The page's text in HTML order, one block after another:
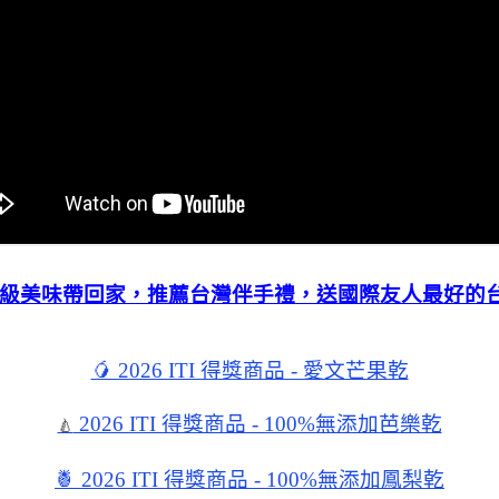
美味帶回家，推薦台灣伴手禮，送國際友人最好的
🥭 2026 ITI 得獎商品 - 愛文芒果乾
🍐 2026 ITI 得獎商品 - 100%無添加芭樂乾
🍍 2026 ITI 得獎商品 - 100%無添加鳳梨乾